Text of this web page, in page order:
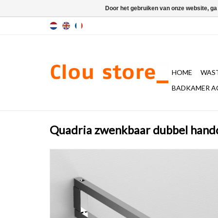
HOME
BADKAMER
Quadria zwenkbaar dubbel
Door het gebruiken van onze website,